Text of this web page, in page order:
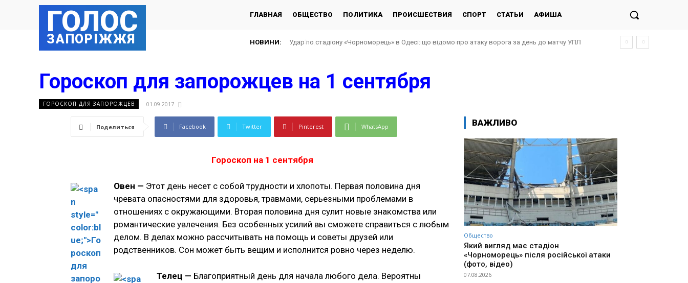
ГОЛОС
ЗАПОРІЖЖЯ
ГЛАВНАЯ ОБЩЕСТВО ПОЛИТИКА ПРОИСШЕСТВИЯ СПОРТ СТАТЬИ АФИША
НОВИНИ: РФ вдарила по Одесі, є «приліт» по стадіону «Чорноморця»
Гороскоп для запорожцев на 1 сентября
ГОРОСКОП ДЛЯ ЗАПОРОЖЦЕВ 01.09.2017
Поделиться Facebook Twitter Pinterest WhatsApp
Гороскоп на 1 сентября
Овен — Этот день несет с собой трудности и хлопоты. Первая половина дня
чревата опасностями для здоровья, травмами, серьезными проблемами в
отношениях с окружающими. Вторая половина дня сулит новые знакомства или
романтические увлечения. Без особенных усилий вы сможете справиться с любым
делом. В делах можно рассчитывать на помощь и советы друзей или
родственников. Сон может быть вещим и исполнится ровно через неделю.
Телец — Благоприятный день для начала любого дела. Вероятны
ВАЖЛИВО
Общество
Який вигляд має стадіон
«Чорноморець» після російської атаки
(фото, відео)
07.08.2026